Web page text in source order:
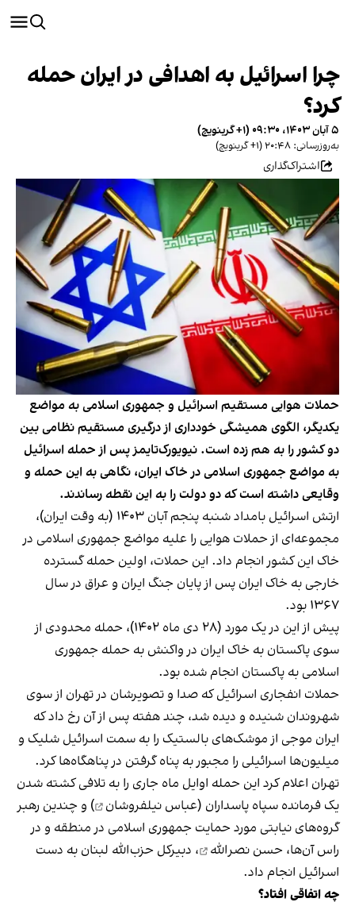
چرا اسرائیل به اهدافی در ایران حمله
کرد؟
۵ آبان ۱۴۰۳، ۰۹:۳۰ (‎+۱ گرینویچ)
به‌روزرسانی: ۲۰:۴۸ (‎+۱ گرینویچ)
اشتراک‌گذاری
حملات هوایی مستقیم اسرائیل و جمهوری اسلامی به مواضع
یکدیگر، الگوی همیشگی خودداری از درگیری مستقیم نظامی بین
دو کشور را به هم زده است. نیویورک‌تایمز پس از حمله اسرائیل
به مواضع جمهوری اسلامی در خاک ایران، نگاهی به این حمله و
وقایعی داشته است که دو دولت را به این نقطه رساندند.
ارتش اسرائیل بامداد شنبه پنجم آبان ۱۴۰۳ (به وقت ایران)،
مجموعه‌ای از حملات هوایی را علیه مواضع جمهوری اسلامی در
خاک این کشور انجام داد. این حملات، اولین حمله گسترده
خارجی به خاک ایران پس از پایان جنگ ایران و عراق در سال
۱۳۶۷ بود.
پیش از این در یک مورد (۲۸ دی ماه ۱۴۰۲)،
حمله محدودی از
سوی پاکستان به خاک ایران در واکنش به حمله جمهوری
اسلامی به پاکستان انجام شده بود.
حملات انفجاری اسرائیل که صدا و تصویرشان در تهران از سوی
شهروندان شنیده و دیده شد، چند هفته پس از آن رخ داد که
ایران موجی از موشک‌های بالستیک را به سمت اسرائیل شلیک و
میلیون‌ها اسرائیلی را مجبور به پناه گرفتن در پناهگاه‌ها کرد.
تهران اعلام کرد این حمله اوایل ماه جاری را به تلافی کشته شدن
یک فرمانده سپاه پاسداران (عباس نیلفروشان
) و چندین رهبر
گروه‌های نیابتی مورد حمایت جمهوری اسلامی در منطقه و در
راس آن‌ها، حسن نصرالله
، دبیرکل‌ حزب‌الله لبنان به دست
اسرائیل انجام داد.
چه اتفاقی افتاد؟